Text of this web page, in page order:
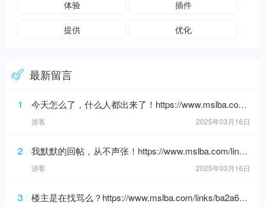
体验 插件
提供 优化
最新留言
1 今天怎么了，什么人都出来了！https://www.mslba.com/links/3af3c1666332ddf50565.html
游客 2025年03月16日
2 我默默的回帖，从不声张！https://www.mslba.com/links/de626f18ad3546c7b228.html
游客 2025年03月16日
3 楼主是在找骂么？https://www.mslba.com/links/ba2a6192088e25bf881b.html